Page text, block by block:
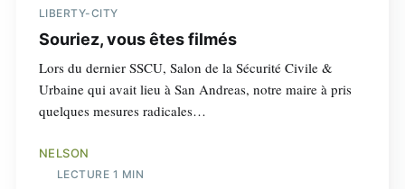
LIBERTY-CITY
Souriez, vous êtes filmés
Lors du dernier SSCU, Salon de la Sécurité Civile &
Urbaine qui avait lieu à San Andreas, notre maire à pris
quelques mesures radicales…
NELSON
LECTURE 1 MIN